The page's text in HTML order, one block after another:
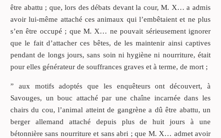
être abattu ; que, lors des débats devant la cour, M. X… a admis
avoir lui-même attaché ces animaux qui l’embêtaient et ne plus
s’en être occupé ; que M. X… ne pouvait sérieusement ignorer
que le fait d’attacher ces bêtes, de les maintenir ainsi captives
pendant de longs jours, sans soin ni hygiène ni nourriture, était
pour elles générateur de souffrances graves et à terme, de mort ;
” aux motifs adoptés que les enquêteurs ont découvert, à
Savouges, un bouc attaché par une chaîne incarnée dans les
chairs du cou, l’animal atteint de gangrène a dû être abattu, un
berger allemand attaché depuis plus de huit jours à une
bétonnière sans nourriture et sans abri ; que M. X… admet avoir